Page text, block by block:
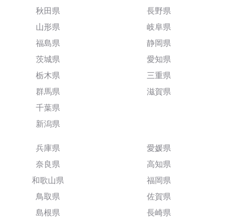
秋田県
山形県
福島県
茨城県
栃木県
群馬県
千葉県
新潟県
長野県
岐阜県
静岡県
愛知県
三重県
滋賀県
兵庫県
奈良県
和歌山県
鳥取県
島根県
愛媛県
高知県
福岡県
佐賀県
長崎県